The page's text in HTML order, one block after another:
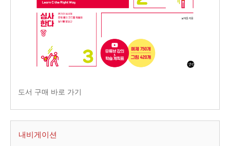
도서 구매 바로 가기
내비게이션